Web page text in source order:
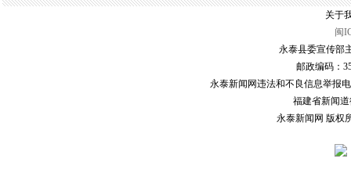
关于
闽
永泰县委宣传部
邮政编码：
永泰新闻网违法和不良信息举报电
福建省新闻道
永泰新闻网 版权